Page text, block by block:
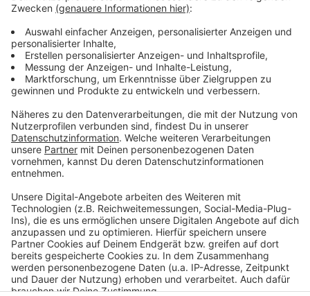
Anzeige
Über Info-Märkte, auch digital, sollen die Menschen ab
dem nächsten Jahr mitreden können. Der
Landesbetrieb Straßen.NRW will bis spätestens 2030
mit dem Ausbau starten. Die Bauarbeiten werden
Anzeige
Anzeige